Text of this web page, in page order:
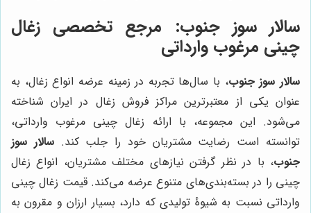
سالار سوز جنوب: مرجع تخصصی زغال
چینی مرغوب وارداتی
سالار سوز جنوب، با سال‌ها تجربه در زمینه عرضه انواع زغال، به
عنوان یکی از معتبرترین مراکز فروش زغال در ایران شناخته
می‌شود. این مجموعه، با ارائه زغال چینی مرغوب وارداتی،
توانسته است رضایت مشتریان خود را جلب کند.سالار سوز
جنوب، با در نظر گرفتن نیازهای مختلف مشتریان، انواع زغال
چینی را در بسته‌بندی‌های متنوع عرضه می‌کند. قیمت زغال چینی
وارداتی نسبت به شیوۀ تولیدی که دارد، بسیار ارزان و مقرون به